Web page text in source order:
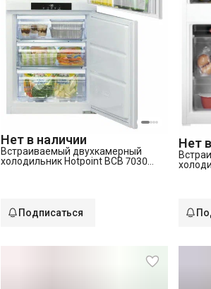
Нет в наличии
Встраиваемый двухкамерный
холодильник Hotpoint BCB 7030
Подписаться
Нет